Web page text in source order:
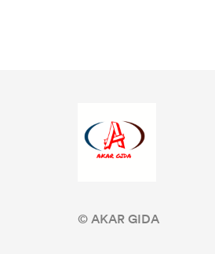
© AKAR GIDA